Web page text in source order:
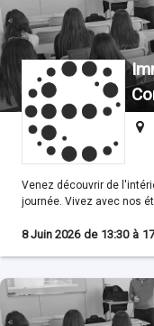
Venez découvrir de
journée. Vivez avec nos étudiants leur quotidien en cours pour vous
8 Juin 2026 de 13:30 à